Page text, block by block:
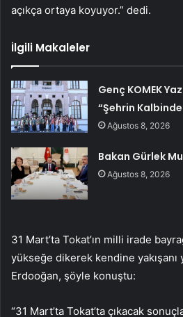
açıkça ortaya koyuyor.” dedi.
İlgili Makaleler
Genç KOMEK
“Şehrin
Ağustos 8, 2026
Bakan Gürlek
Ağustos 8, 2026
31 Mart’ta Tokat’ın milli irade
yükseğe dikerek kendine yakışanı
Erdooğan, şöyle konuştu:
“31 Mart’ta Tokat’ta çıkacak